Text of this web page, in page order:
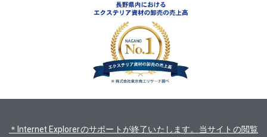
＊Internet Explorerのサポートが終了いたします。当サイトの閲覧